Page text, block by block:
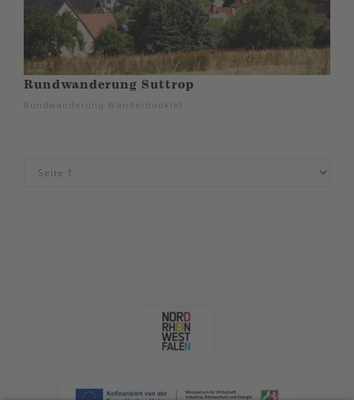
Rundwanderung Suttrop
Rundwanderung Wanderbooklet